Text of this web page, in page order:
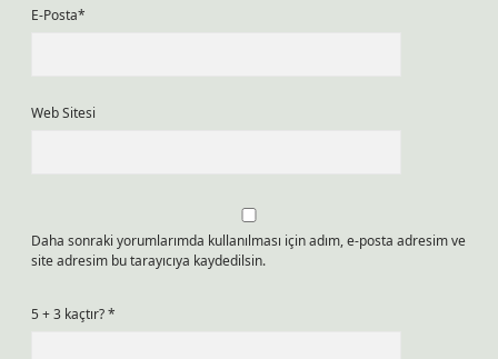
E-Posta*
Web Sitesi
Daha sonraki yorumlarımda kullanılması için adım, e-posta adresim ve
site adresim bu tarayıcıya kaydedilsin.
5 + 3 kaçtır?*